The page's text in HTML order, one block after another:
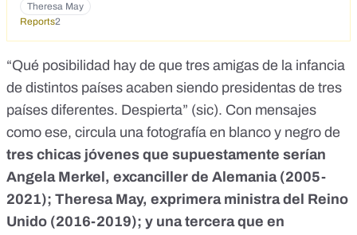
Theresa May
Reports2
“Qué posibilidad hay de que tres amigas de la infancia
de distintos países acaben siendo presidentas de tres
países diferentes. Despierta” (sic). Con mensajes
como ese, circula una fotografía en blanco y negro de
tres chicas jóvenes que supuestamente serían
Angela Merkel, excanciller de Alemania (2005-
2021); Theresa May, exprimera ministra del Reino
Unido (2016-2019); y una tercera que en